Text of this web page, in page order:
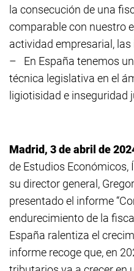
la consecución de una
comparable con nuestro
actividad empresarial,
–
En España tenemos
técnica legislativa en el
ligiotisidad e inseguridad
Madrid, 3 de abril de
de Estudios Económicos,
su director general,
presentado el informe
endurecimiento de la
España ralentiza el
informe recoge que, en